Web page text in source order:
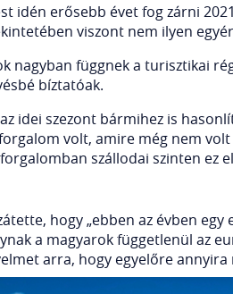
idén erősebb évet fog zárni
viszont nem ilyen
nagyban függnek a turisztikai
bíztatóak.
az idei szezont bármihez is
volt, amire még nem
szállodai szinten ez
hogy „ebben az évben
a magyarok függetlenül az
arra, hogy egyelőre